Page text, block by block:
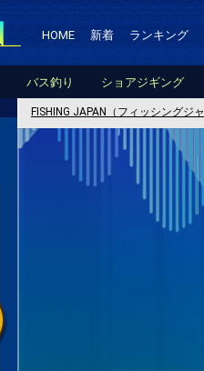
HOME 新着 ランキング
バス釣り ショアジギング
FISHING JAPAN（フィッシングジャ